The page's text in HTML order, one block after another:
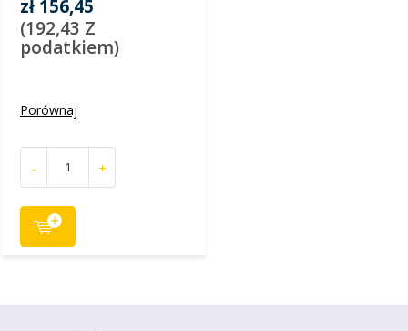
zł 156,45
(192,43 Z
podatkiem)
Porównaj
- +